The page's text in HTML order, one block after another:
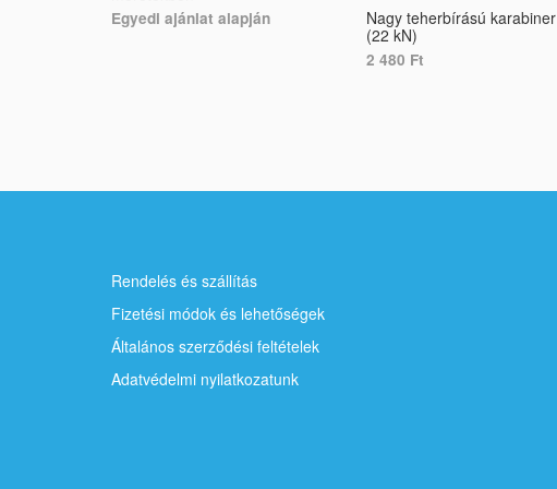
Egyedi ajánlat alapján
Nagy teherbírású karabiner
(22 kN)
2 480 Ft
Rendelés és szállítás
Fizetési módok és lehetőségek
Általános szerződési feltételek
Adatvédelmi nyilatkozatunk